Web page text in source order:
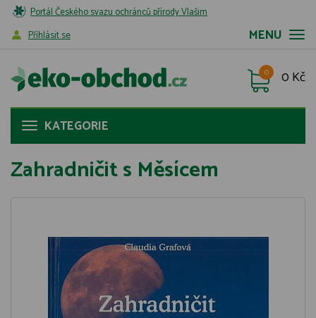
Portál Českého svazu ochránců přírody Vlašim
MENU
Příhlásit se
0 Kč
0
KATEGORIE
Zahradničit s Měsícem